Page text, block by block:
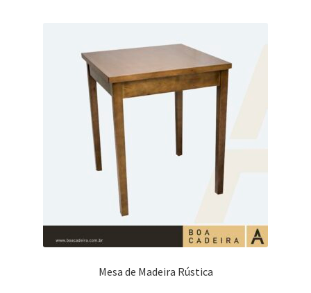
Mesa de Madeira Rústica